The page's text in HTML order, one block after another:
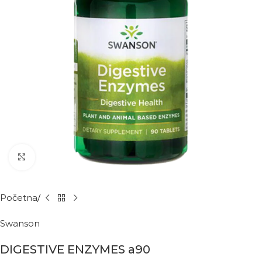
Kliknite za povećanje
Početna
Swanson
DIGESTIVE ENZYMES a90